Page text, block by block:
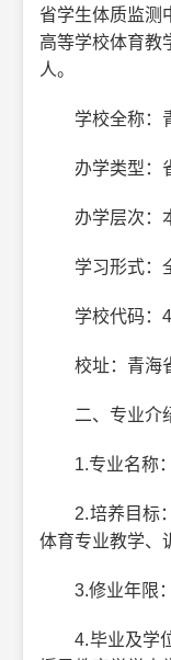
省学生体质监测
高等学校体育教
人。
学校全称：
办学类型：省
办学层次：
学习形式：
学校代码：
校址：青海省
二、专业介
1.专业名称：
2.培养目标：
体育专业教学、
3.修业年限：
4.毕业及学位